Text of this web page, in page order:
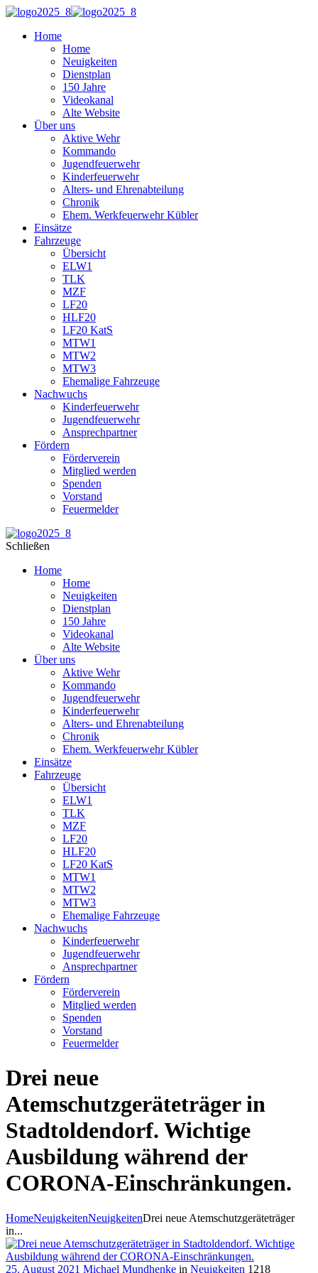
Home
Home
Neuigkeiten
Dienstplan
150 Jahre
Videokanal
Alte Website
Über uns
Aktive Wehr
Kommando
Jugendfeuerwehr
Kinderfeuerwehr
Alters- und Ehrenabteilung
Chronik
Ehem. Werkfeuerwehr Kübler
Einsätze
Fahrzeuge
Übersicht
ELW1
TLK
MZF
LF20
HLF20
LF20 KatS
MTW1
MTW2
MTW3
Ehemalige Fahrzeuge
Nachwuchs
Kinderfeuerwehr
Jugendfeuerwehr
Ansprechpartner
Fördern
Förderverein
Mitglied werden
Spenden
Vorstand
Feuermelder
Schließen
Home
Home
Neuigkeiten
Dienstplan
150 Jahre
Videokanal
Alte Website
Über uns
Aktive Wehr
Kommando
Jugendfeuerwehr
Kinderfeuerwehr
Alters- und Ehrenabteilung
Chronik
Ehem. Werkfeuerwehr Kübler
Einsätze
Fahrzeuge
Übersicht
ELW1
TLK
MZF
LF20
HLF20
LF20 KatS
MTW1
MTW2
MTW3
Ehemalige Fahrzeuge
Nachwuchs
Kinderfeuerwehr
Jugendfeuerwehr
Ansprechpartner
Fördern
Förderverein
Mitglied werden
Spenden
Vorstand
Feuermelder
Drei neue
Atemschutzgeräteträger in
Stadtoldendorf. Wichtige
Ausbildung während der
CORONA-Einschränkungen.
HomeNeuigkeitenNeuigkeitenDrei neue Atemschutzgeräteträger
in...
25. August 2021 Michael Mundhenke in Neuigkeiten 1218